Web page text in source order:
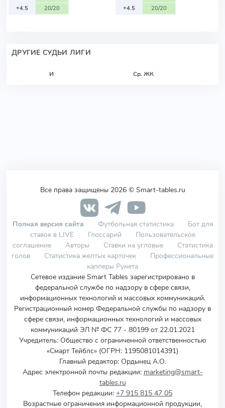
+4.5
20/20
+4.5
20/20
ДРУГИЕ СУДЬИ ЛИГИ
И Ср. ЖК
Все права защищены 2026 © Smart-tables.ru
Полная версия сайта Футбольная статистика
Бот для
ставок в LIVE
Глоссарий
Пользовательское
соглашение
Авторы Ставки на угловые
Статистика
голов
Статистика желтых карточек
Профессиональные
капперы Рунета
Сетевое издание Smart Tables зарегистрировано в
федеральной службе по надзору в сфере связи,
информационных технологий и массовых коммуникаций.
Регистрационный номер Федеральной службы по надзору в
сфере связи, информационных технологий и массовых
коммуникаций ЭЛ № ФС 77 - 80199 от 22.01.2021
Учредитель: Общество с ограниченной ответственностью
«Смарт Тейблс» (ОГРН: 1195081014391)
Главный редактор: Ордынец А.О.
Адрес электронной почты редакции: marketing@smart-
tables.ru
Телефон редакции: +7 915 815 47 05
Возрастные ограничения информационной продукции,